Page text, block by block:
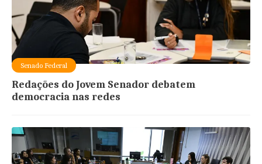
Senado Federal
Redações do Jovem Senador debatem
democracia nas redes